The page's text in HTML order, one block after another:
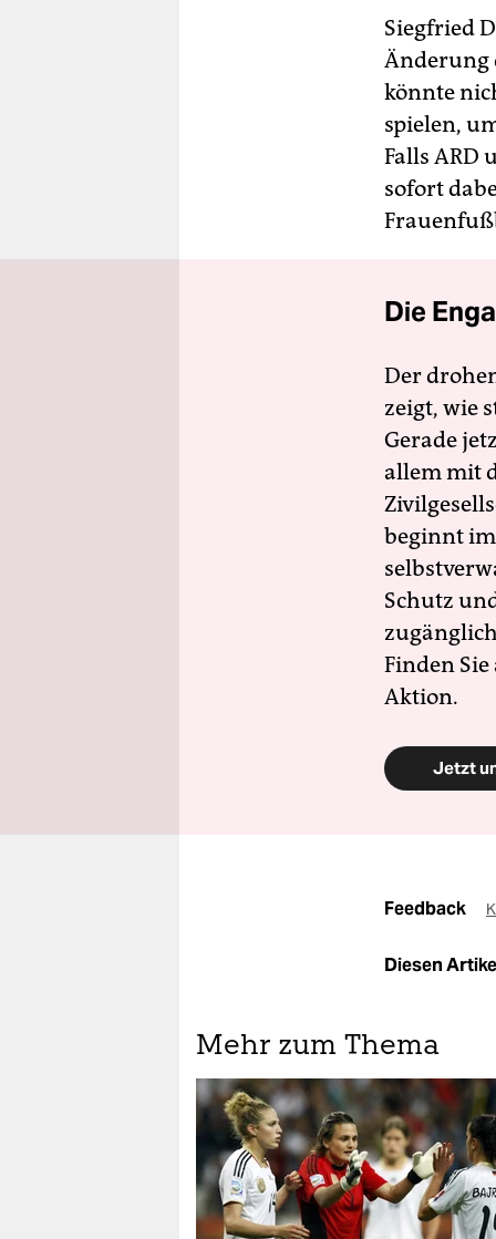
Siegfried
Änderung
könnte
spielen,
Falls ARD
sofort
Die
Der
zeigt, wie
Gerade
allem mit
beginnt
Schutz
Finden
Aktion.
Jetzt
Feedback
Diesen
Mehr zum Thema